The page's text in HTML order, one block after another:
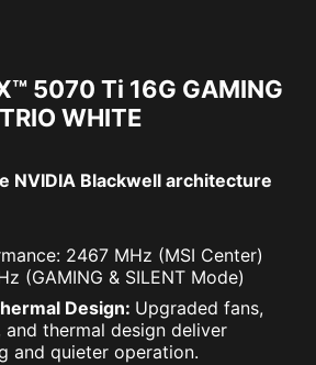
5070 Ti 16G GAMING
TRIO WHITE
NVIDIA Blackwell architecture
2467 MHz (MSI Center)
(GAMING & SILENT Mode)
Design: Upgraded fans,
thermal design deliver
and quieter operation.